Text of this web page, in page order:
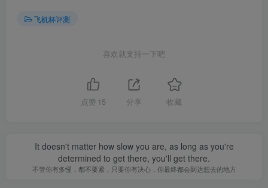
飞机杯评测
喜欢就支持一下吧
点赞 15 分享 收藏
It doesn't matter how slow you are, as long as you're
determined to get there, you'll get there.
不管你有多慢，都不要紧，只要你有决心，你最终都会到达想去的地方